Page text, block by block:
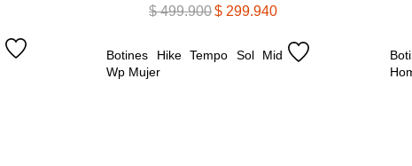
$ 499.900$ 299.940
Botines Hike Tempo Sol Mid
Wp Mujer